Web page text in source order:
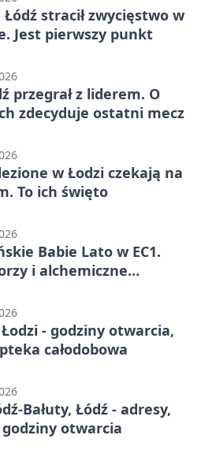
Łódź stracił zwycięstwo w
Jest pierwszy punkt
przegrał z liderem. O
zdecyduje ostatni mecz
w Łodzi czekają na
To ich święto
Babie Lato w EC1.
i alchemiczne
- godziny otwarcia,
całodobowa
Bałuty, Łódź - adresy,
otwarcia